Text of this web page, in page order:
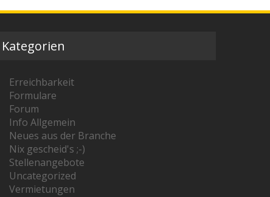
Kategorien
Erreichbarkeit
Formulare
Forum
Info Allgemein
Neues aus der Branche
Nix gescheid's ;-)
Stellenangebote
Uncategorized
Vermietungen